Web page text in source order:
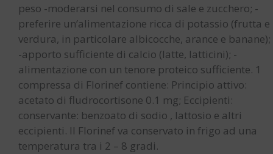
peso -moderarsi nel consumo di sale e zucchero; -
preferire un’alimentazione ricca di potassio (frutta e
verdura, in particolare albicocche, arance e banane);
-apporto sufficiente di calcio (latte, latticini); -
alimentazione con un tenore proteico sufficiente. 1
compressa di Florinef contiene: Principio attivo:
acetato di fludrocortisone 0.1 mg; Eccipienti:
conservante: benzoato di sodio , lattosio e altri
eccipienti. Il Florinef va conservato in frigo ad una
temperatura tra i 2 – 8 gradi.